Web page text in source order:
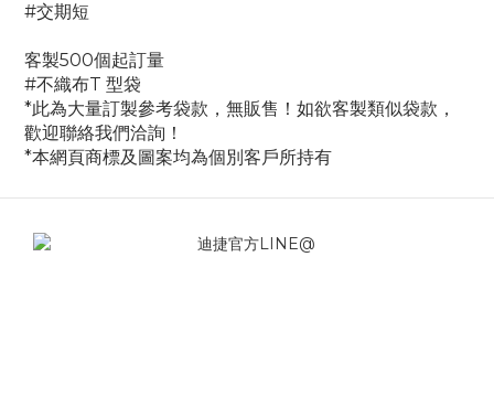
#交期短
客製500個起訂量
#不織布T 型袋
*此為大量訂製參考袋款，無販售！如欲客製類似袋款，
歡迎聯絡我們洽詢！
*本網頁商標及圖案均為個別客戶所持有